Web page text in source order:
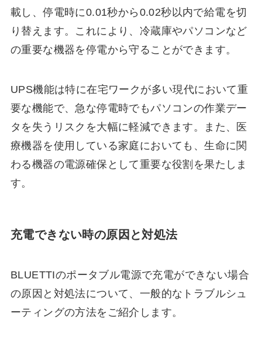
載し、停電時に0.01秒から0.02秒以内で給電を切
り替えます。これにより、冷蔵庫やパソコンなど
の重要な機器を停電から守ることができます。
UPS機能は特に在宅ワークが多い現代において重
要な機能で、急な停電時でもパソコンの作業デー
タを失うリスクを大幅に軽減できます。また、医
療機器を使用している家庭においても、生命に関
わる機器の電源確保として重要な役割を果たしま
す。
充電できない時の原因と対処法
BLUETTIのポータブル電源で充電ができない場合
の原因と対処法について、一般的なトラブルシュ
ーティングの方法をご紹介します。